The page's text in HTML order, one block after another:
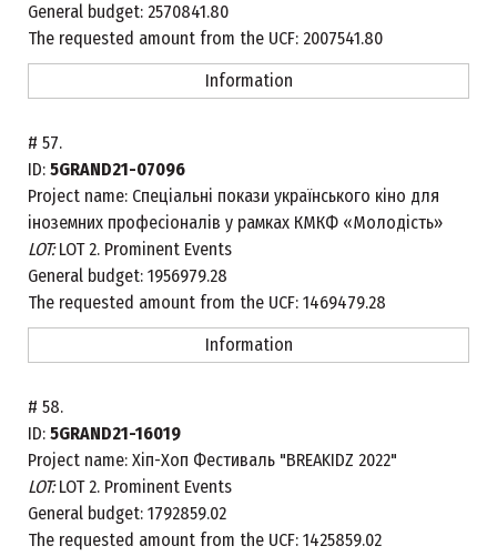
General budget: 2570841.80
The requested amount from the UCF: 2007541.80
Information
# 57.
ID: 5GRAND21-07096
Project name: Спеціальні покази українського кіно для
іноземних професіоналів у рамках КМКФ «Молодість»
LOT:LOT 2. Prominent Events
General budget: 1956979.28
The requested amount from the UCF: 1469479.28
Information
# 58.
ID: 5GRAND21-16019
Project name: Хіп-Хоп Фестиваль "BREAKIDZ 2022"
LOT:LOT 2. Prominent Events
General budget: 1792859.02
The requested amount from the UCF: 1425859.02